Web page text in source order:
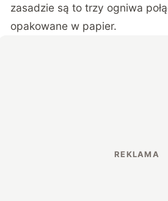
zasadzie są to trzy ogniwa
opakowane w papier.